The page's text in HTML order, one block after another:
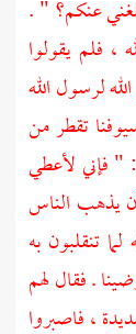
عنكم؟ " .
، فلم يقولوا
لرسول الله
تقطر من
" فإني لأعطي
يذهب الناس
تنقلبون به
. فقال لهم
، فاصبروا